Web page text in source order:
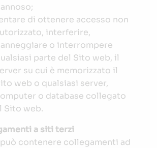
di ottenere accesso non
interferire,
o interrompere
parte del Sito web, il
su cui è memorizzato il
web o qualsiasi server,
o database collegato
Sito web.
a siti terzi
contenere collegamenti ad